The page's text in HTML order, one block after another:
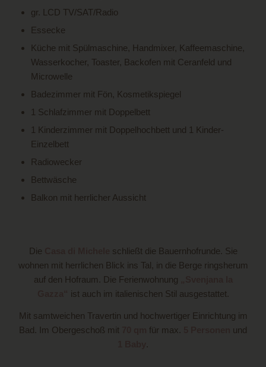
gr. LCD TV/SAT/Radio
Essecke
Küche mit Spülmaschine, Handmixer, Kaffeemaschine,
Wasserkocher, Toaster, Backofen mit Ceranfeld und
Microwelle
Badezimmer mit Fön, Kosmetikspiegel
1 Schlafzimmer mit Doppelbett
1 Kinderzimmer mit Doppelhochbett und 1 Kinder-
Einzelbett
Radiowecker
Bettwäsche
Balkon mit herrlicher Aussicht
Die
schließt die Bauernhofrunde. Sie
wohnen mit herrlichen Blick ins Tal, in die Berge ringsherum
auf den Hofraum. Die Ferienwohnung
ist auch im italienischen Stil ausgestattet.
Mit samtweichen Travertin und hochwertiger Einrichtung im
Bad. Im Obergeschoß mit
für max.
und
.